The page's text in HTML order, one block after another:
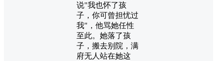
说"我也怀了孩
子，你可曾担忧过
我"，他骂她任性
至此。她落了孩
子，搬去别院，满
府无人站在她这